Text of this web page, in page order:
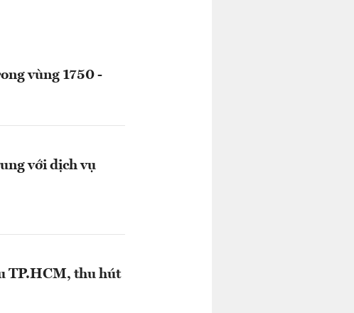
vùng 1750 -
với dịch vụ
TP.HCM, thu hút